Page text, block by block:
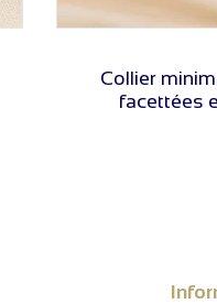
Collier
facettées